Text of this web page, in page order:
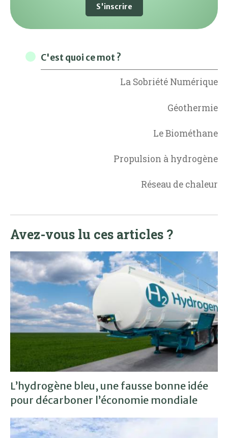
S'inscrire
C'est quoi ce mot ?
La Sobriété Numérique
Géothermie
Le Biométhane
Propulsion à hydrogène
Réseau de chaleur
Avez-vous lu ces articles ?
L’hydrogène bleu, une fausse bonne idée
pour décarboner l’économie mondiale